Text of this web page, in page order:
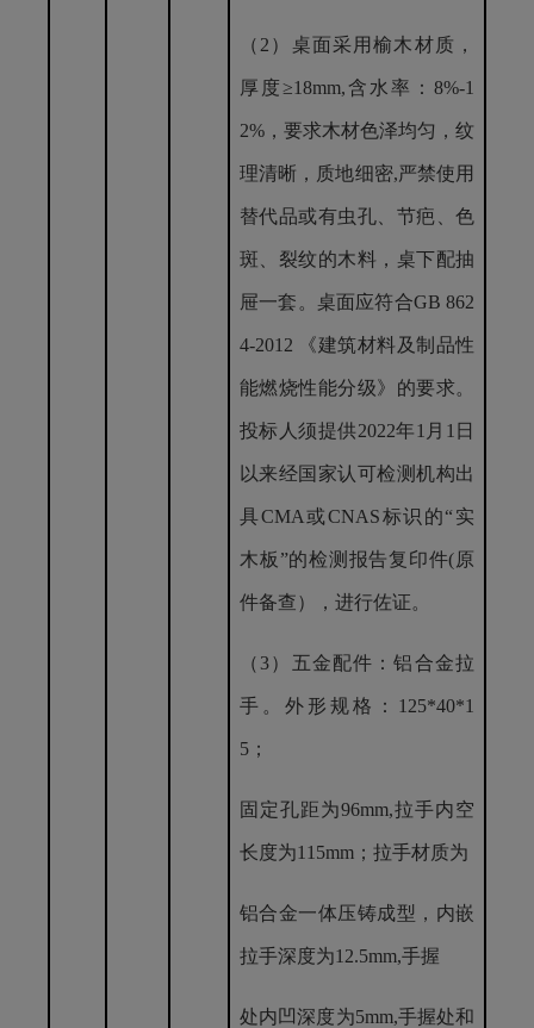
（ 2） 桌面采用榆木材质，
厚度≥18mm, 含水率： 8%-1
2%，要求木材色泽均匀，纹
理清晰，质地细密,严禁使用
替代品或有虫孔、节疤、色
斑、裂纹的木料，桌下配抽
屉一套。桌面应符合GB 862
4-2012 《建筑材料及制品性
能燃烧性能分级》的要求。
投标人须提供2022年1月1日
以来经国家认可检测机构出
具CMA或CNAS标识的“实
木板”的检测报告复印件(原
件备查），进行佐证。
（ 3）五金配件：铝合金拉
手。外形规格：125*40*1
5；
固定孔距为96mm,拉手内空
长度为115mm；拉手材质为
铝合金一体压铸成型，内嵌
拉手深度为12.5mm,手握
处内凹深度为5mm,手握处和